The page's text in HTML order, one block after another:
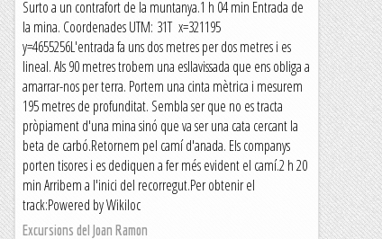
Surto a un contrafort de la muntanya.1 h 04 min Entrada de
la mina. Coordenades UTM: 31T x=321195
y=4655256L'entrada fa uns dos metres per dos metres i es
lineal. Als 90 metres trobem una esllavissada que ens obliga a
amarrar-nos per terra. Portem una cinta mètrica i mesurem
195 metres de profunditat. Sembla ser que no es tracta
pròpiament d'una mina sinó que va ser una cata cercant la
beta de carbó.Retornem pel camí d'anada. Els companys
porten tisores i es dediquen a fer més evident el camí.2 h 20
min Arribem a l'inici del recorregut.Per obtenir el
track:Powered by Wikiloc
Excursions del Joan Ramon